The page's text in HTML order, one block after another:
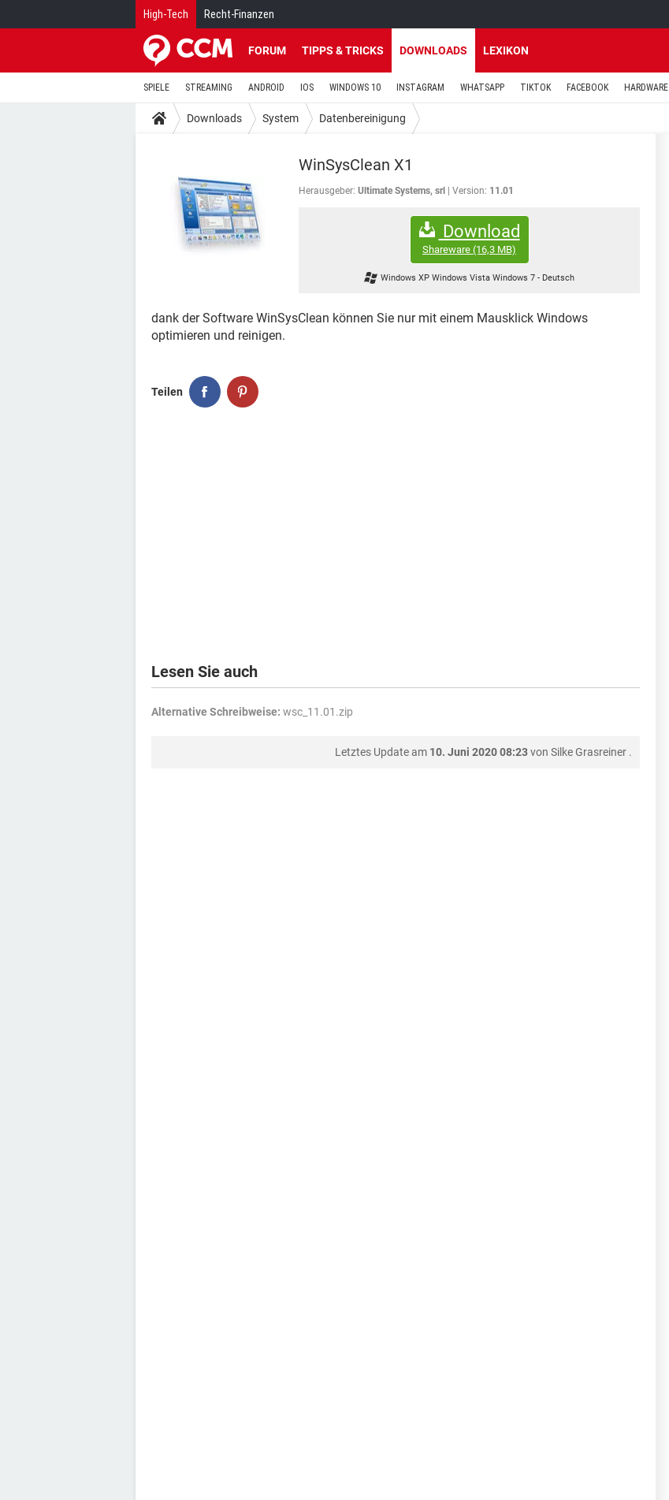
High-Tech Recht-Finanzen
FORUM TIPPS & TRICKS DOWNLOADS LEXIKON
SPIELE STREAMING ANDROID IOS WINDOWS 10 INSTAGRAM WHATSAPP TIKTOK FACEBOOK HARDWARE
Downloads System Datenbereinigung
WinSysClean X1
Herausgeber: Ultimate Systems, srl Version: 11.01
Download
Shareware (16,3 MB)
Windows XP Windows Vista Windows 7 - Deutsch
dank der Software WinSysClean können Sie nur mit einem Mausklick Windows
optimieren und reinigen.
Teilen
Lesen Sie auch
Alternative Schreibweise: wsc_11.01.zip
Letztes Update am 10. Juni 2020 08:23von Silke Grasreiner .